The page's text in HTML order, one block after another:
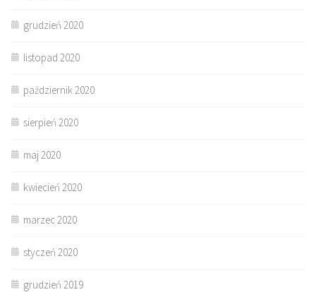
grudzień 2020
listopad 2020
październik 2020
sierpień 2020
maj 2020
kwiecień 2020
marzec 2020
styczeń 2020
grudzień 2019